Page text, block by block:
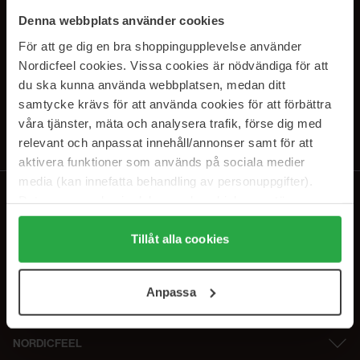
Denna webbplats använder cookies
För att ge dig en bra shoppingupplevelse använder
Nordicfeel cookies. Vissa cookies är nödvändiga för att
du ska kunna använda webbplatsen, medan ditt
samtycke krävs för att använda cookies för att förbättra
våra tjänster, mäta och analysera trafik, förse dig med
relevant och anpassat innehåll/annonser samt för att
aktivera funktioner som används på sociala medier
media (kan innefatta behandling av personuppgifter).
Genom att trycka på "Tillåt alla cookies" accepterar du
alla cookies, medan du under "Detaljer" kan anpassa
användningen av cookies. Du kan när som helst återkalla
samt vår Integritetspolicy.
Tillåt alla cookies
Anpassa
SUBSCRIBE TO OUR
NEWSLETTER
E-postadresse
Ved å abonnere godtar du vårpersonvernerklæring. Du kan melde deg
NORDICFEEL